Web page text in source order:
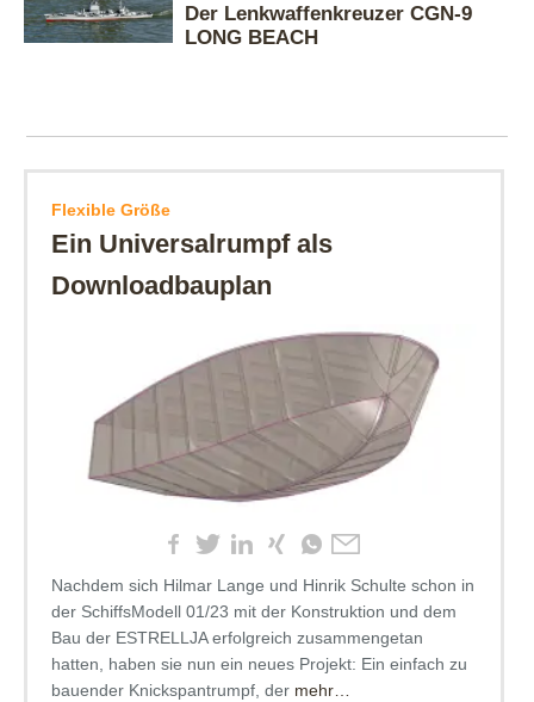
Der Lenkwaffenkreuzer CGN-9
LONG BEACH
Flexible Größe
Ein Universalrumpf als
Downloadbauplan
Nachdem sich Hilmar Lange und Hinrik Schulte schon in
der SchiffsModell 01/23 mit der Konstruktion und dem
Bau der ESTRELLJA erfolgreich zusammengetan
hatten, haben sie nun ein neues Projekt: Ein einfach zu
bauender Knickspantrumpf, der mehr…